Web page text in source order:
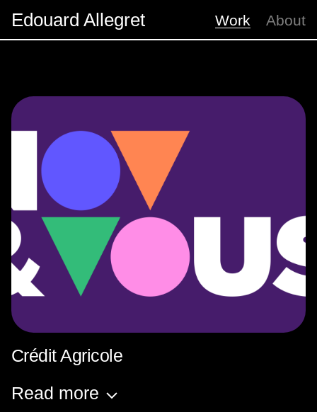
Edouard Allegret Work About
Crédit Agricole